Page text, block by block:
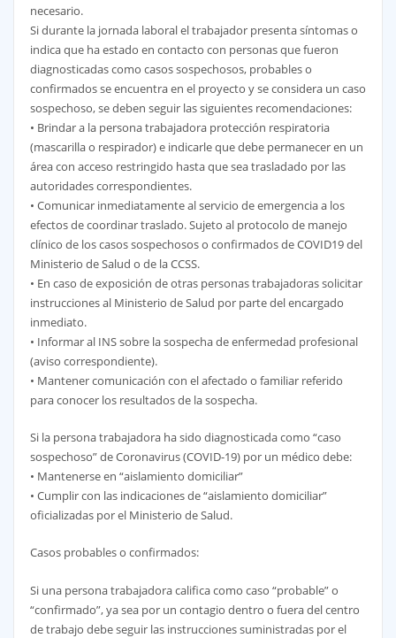
necesario.
Si durante la jornada laboral el trabajador presenta síntomas o
indica que ha estado en contacto con personas que fueron
diagnosticadas como casos sospechosos, probables o
confirmados se encuentra en el proyecto y se considera un caso
sospechoso, se deben seguir las siguientes recomendaciones:
• Brindar a la persona trabajadora protección respiratoria
(mascarilla o respirador) e indicarle que debe permanecer en un
área con acceso restringido hasta que sea trasladado por las
autoridades correspondientes.
• Comunicar inmediatamente al servicio de emergencia a los
efectos de coordinar traslado. Sujeto al protocolo de manejo
clínico de los casos sospechosos o confirmados de COVID19 del
Ministerio de Salud o de la CCSS.
• En caso de exposición de otras personas trabajadoras solicitar
instrucciones al Ministerio de Salud por parte del encargado
inmediato.
• Informar al INS sobre la sospecha de enfermedad profesional
(aviso correspondiente).
• Mantener comunicación con el afectado o familiar referido
para conocer los resultados de la sospecha.
Si la persona trabajadora ha sido diagnosticada como “caso
sospechoso” de Coronavirus (COVID-19) por un médico debe:
• Mantenerse en “aislamiento domiciliar”
• Cumplir con las indicaciones de “aislamiento domiciliar”
oficializadas por el Ministerio de Salud.
Casos probables o confirmados:
Si una persona trabajadora califica como caso “probable” o
“confirmado”, ya sea por un contagio dentro o fuera del centro
de trabajo debe seguir las instrucciones suministradas por el